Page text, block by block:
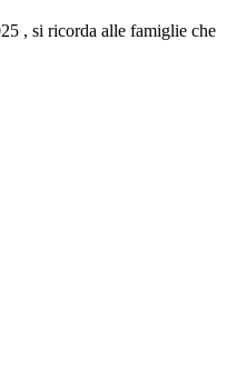
, si ricorda alle famiglie che